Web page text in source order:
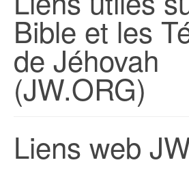
Bible et les
de Jéhovah
(JW.ORG)
Liens web